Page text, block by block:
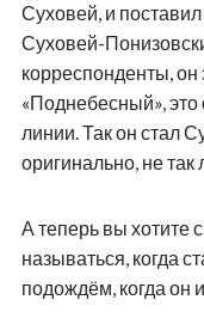
Суховей, и
Суховей-
корреспонденты,
«Поднебесный», это
линии. Так он стал
оригинально, не так
А теперь вы хотите
называться, когда
подождём, когда он